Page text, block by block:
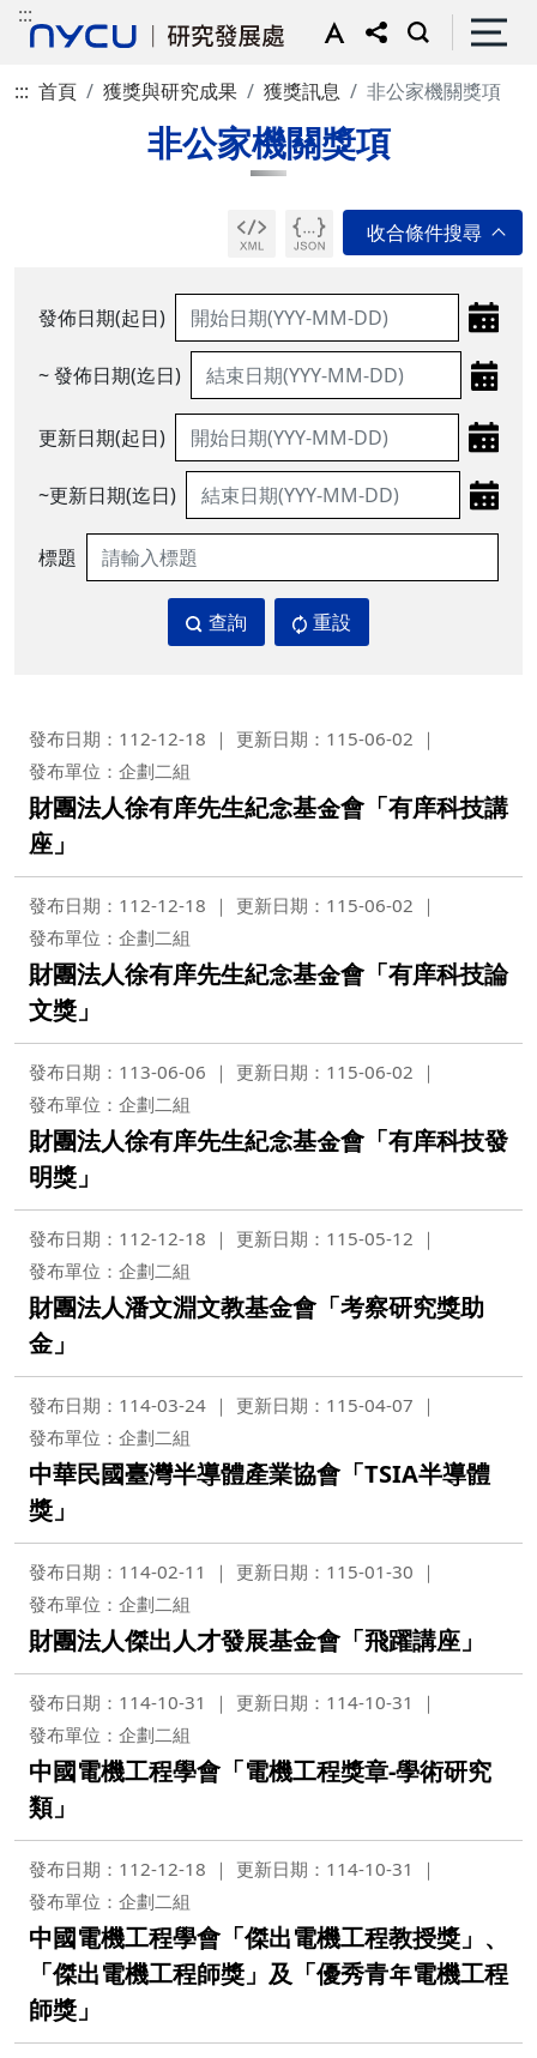
:::
::: 首頁 獲獎與研究成果 獲獎訊息 非公家機關獎項
非公家機關獎項
發佈日期(起日)
~ 發佈日期(迄日)
更新日期(起日)
~更新日期(迄日)
標題
查詢 重設
發布日期：112-12-18
更新日期：115-06-02
發布單位：企劃二組
財團法人徐有庠先生紀念基金會「有庠科技講
座」
發布日期：112-12-18
更新日期：115-06-02
發布單位：企劃二組
財團法人徐有庠先生紀念基金會「有庠科技論
文獎」
發布日期：113-06-06
更新日期：115-06-02
發布單位：企劃二組
財團法人徐有庠先生紀念基金會「有庠科技發
明獎」
發布日期：112-12-18
更新日期：115-05-12
發布單位：企劃二組
財團法人潘文淵文教基金會「考察研究獎助
金」
發布日期：114-03-24
更新日期：115-04-07
發布單位：企劃二組
中華民國臺灣半導體產業協會「TSIA半導體
獎」
發布日期：114-02-11
更新日期：115-01-30
發布單位：企劃二組
財團法人傑出人才發展基金會「飛躍講座」
發布日期：114-10-31
更新日期：114-10-31
發布單位：企劃二組
中國電機工程學會「電機工程獎章-學術研究
類」
發布日期：112-12-18
更新日期：114-10-31
發布單位：企劃二組
中國電機工程學會「傑出電機工程教授獎」、
「傑出電機工程師獎」及「優秀青年電機工程
師獎」